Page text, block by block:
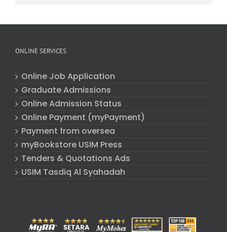
ONLINE SERVICES
Online Job Application
Graduate Admissions
Online Admission Status
Online Payment (myPayment)
Payment from oversea
myBookstore USIM Press
Tenders & Quotations Ads
USIM Tasdiq Al Syahadah